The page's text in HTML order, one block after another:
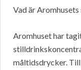
Vad är
Aromhuset har
måltidsdrycker.